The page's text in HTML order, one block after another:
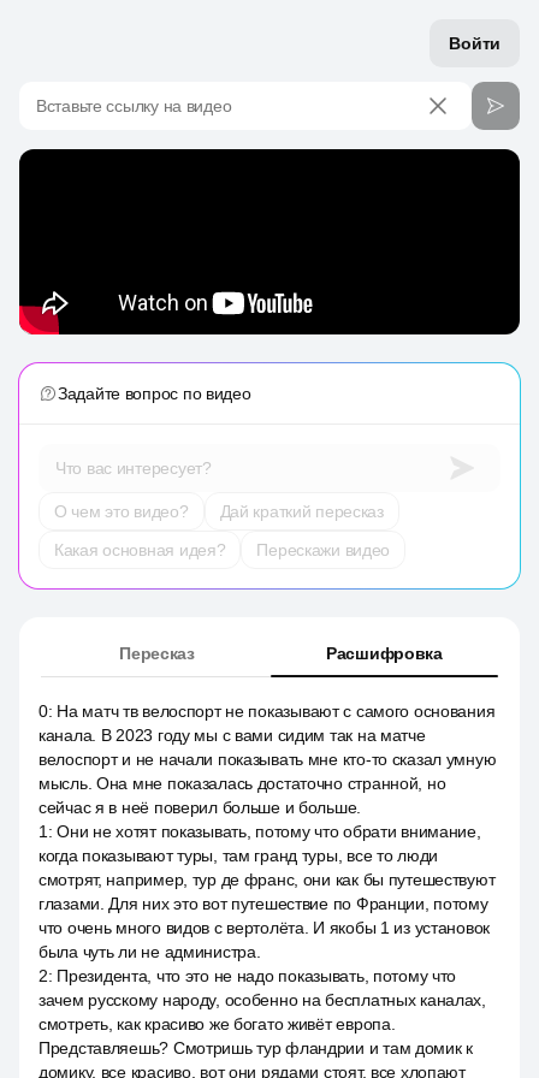
Войти
Вставьте ссылку на видео
Задайте вопрос по видео
Что вас интересует?
О чем это видео?
Дай краткий пересказ
Какая основная идея?
Перескажи видео
Пересказ Расшифровка
0: На матч тв велоспорт не показывают с самого основания
канала. В 2023 году мы с вами сидим так на матче
велоспорт и не начали показывать мне кто-то сказал умную
мысль. Она мне показалась достаточно странной, но
сейчас я в неё поверил больше и больше.
1 :Они не хотят показывать, потому что обрати внимание,
когда показывают туры, там гранд туры, все то люди
смотрят, например, тур де франс, они как бы путешествуют
глазами. Для них это вот путешествие по Франции, потому
что очень много видов с вертолёта. И якобы 1 из установок
была чуть ли не администра.
2: Президента, что это не надо показывать, потому что
зачем русскому народу, особенно на бесплатных каналах,
смотреть, как красиво же богато живёт европа.
Представляешь? Смотришь тур фландрии и там домик к
домику, все красиво, вот они рядами стоят, все хлопают